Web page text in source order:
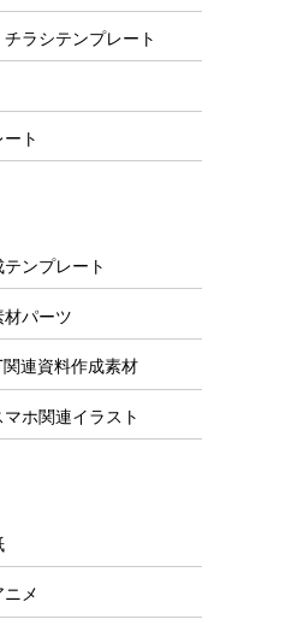
ラシテンプレート
ト
ンプレート
パーツ
連資料作成素材
ホ関連イラスト
メ